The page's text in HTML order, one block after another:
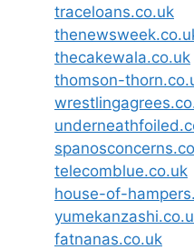
traceloans.co.uk
thecakewala.co.uk
thomson-
telecomblue.co.uk
house-of-
fatnanas.co.uk